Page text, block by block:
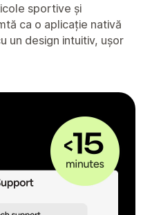
sportive și
ca o aplicație nativă
un design intuitiv, ușor